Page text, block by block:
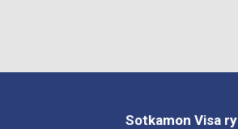
Sotkamon Visa ry